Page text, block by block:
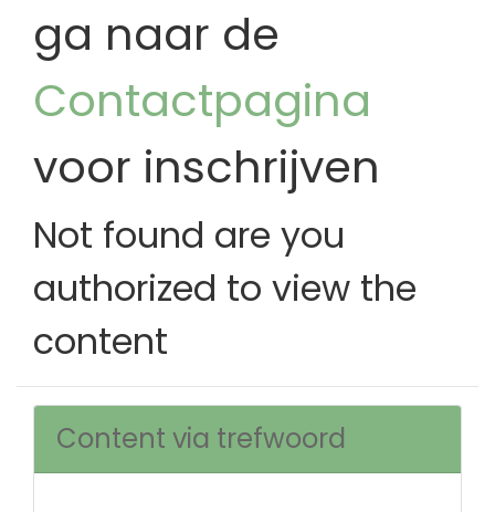
ga naar de
Contactpagina
voor inschrijven
Not found are you
authorized to view the
content
Content via trefwoord